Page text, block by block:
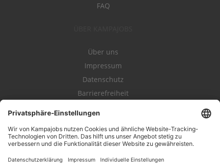
FAQ
Über uns
Impressum
Datenschutz
Barrierefreiheit
Kampahire
Kampagnenforum
LeadNow